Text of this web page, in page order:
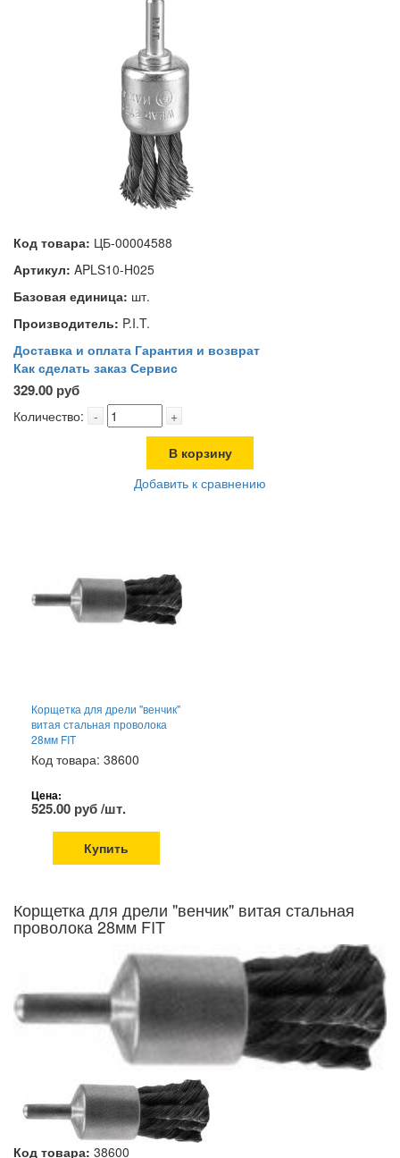
Код товара: ЦБ-00004588
Артикул: APLS10-H025
Базовая единица: шт.
Производитель: P.I.T.
Доставка и оплата Гарантия и возврат
Как сделать заказ Сервис
329.00 руб
Количество: - +
В корзину
Добавить к сравнению
Корщетка для дрели "венчик"
витая стальная проволока
28мм FIT
Код товара: 38600
Цена:
525.00 руб /шт.
Купить
Корщетка для дрели "венчик" витая стальная
проволока 28мм FIT
Код товара: 38600